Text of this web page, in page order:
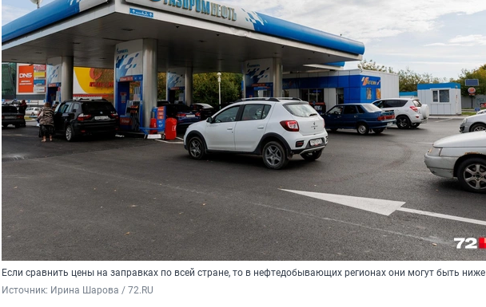
Если сравнить цены на заправках по всей стране, то в нефтедобывающих регионах они могут быть ниже
Источник: Ирина Шарова / 72.RU